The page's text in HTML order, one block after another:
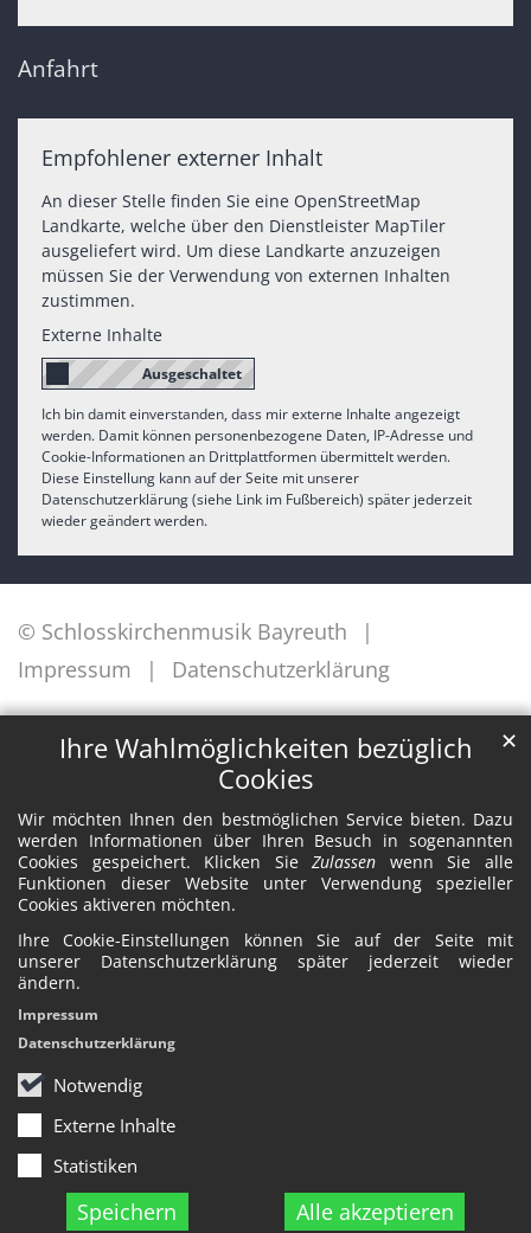
Ihre Wahlmöglichkeiten bezüglich
Cookies
Wir möchten Ihnen den bestmöglichen Service bieten. Dazu
werden Informationen über Ihren Besuch in sogenannten
Cookies gespeichert. Klicken SieZulassen wenn Sie alle
Funktionen dieser Website unter Verwendung spezieller
Cookies aktiveren möchten.
Ihre Cookie-Einstellungen können Sie auf der Seite mit
unserer Datenschutzerklärung später jederzeit wieder
ändern.
Notwendig
Externe Inhalte
Statistiken
Speichern Alle akzeptieren
✕
Impressum
Datenschutzerklärung
Anfahrt
Empfohlener externer Inhalt
An dieser Stelle finden Sie eine OpenStreetMap
Landkarte, welche über den Dienstleister MapTiler
ausgeliefert wird. Um diese Landkarte anzuzeigen
müssen Sie der Verwendung von externen Inhalten
zustimmen.
Externe Inhalte
Ich bin damit einverstanden, dass mir externe Inhalte angezeigt
werden. Damit können personenbezogene Daten, IP-Adresse und
Cookie-Informationen an Drittplattformen übermittelt werden.
Diese Einstellung kann auf der Seite mit unserer
Datenschutzerklärung (siehe Link im Fußbereich) später jederzeit
wieder geändert werden.
© Schlosskirchenmusik Bayreuth
Impressum
Datenschutzerklärung